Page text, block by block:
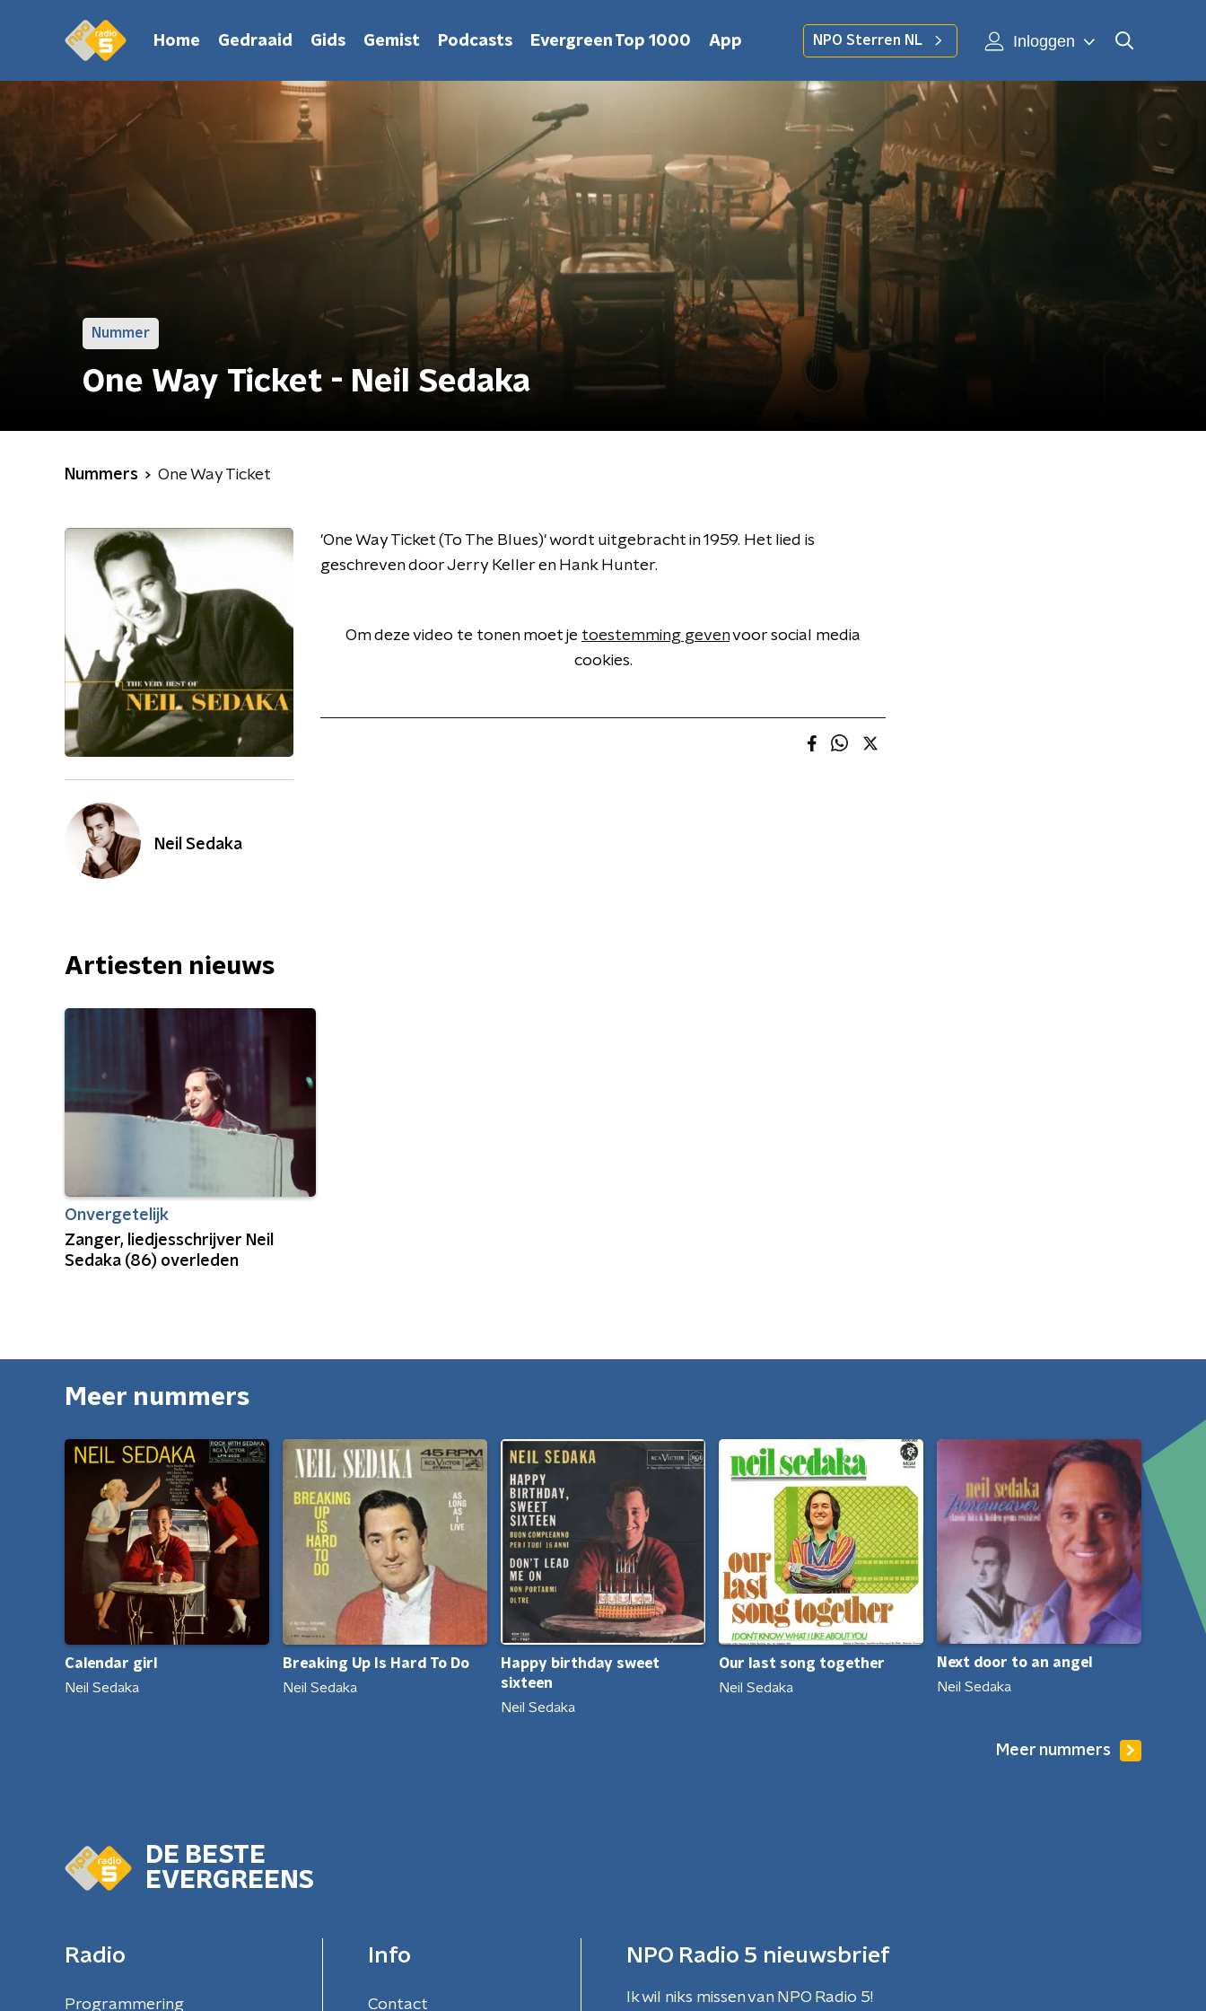
Home Gedraaid Gids Gemist Podcasts Evergreen Top 1000 App NPO Sterren NL Inloggen
Nummer
One Way Ticket - Neil Sedaka
Nummers One Way Ticket
Neil Sedaka
'One Way Ticket (To The Blues)' wordt uitgebracht in 1959. Het lied is
geschreven door Jerry Keller en Hank Hunter.
Om deze video te tonen moet je toestemming gevenvoor social media
cookies.
Artiesten nieuws
Onvergetelijk
Zanger, liedjesschrijver Neil
Sedaka (86) overleden
Meer nummers
Calendar girl
Neil Sedaka
Breaking Up Is Hard To Do
Neil Sedaka
Happy birthday sweet
sixteen
Neil Sedaka
Our last song together
Neil Sedaka
Next door to an angel
Neil Sedaka
Meer nummers
DE BESTE
EVERGREENS
Radio
Programmering
Info
Contact
NPO Radio 5 nieuwsbrief
Ik wil niks missen van NPO Radio 5!